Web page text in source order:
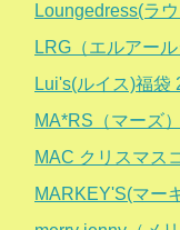
Loungedress(ラ
LRG（エルアー
Lui's(ルイス)福袋
MA*RS（マーズ
MAC クリスマス
MARKEY'S(マー